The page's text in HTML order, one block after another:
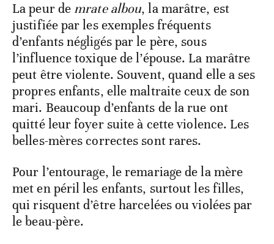
La peur de mrate albou, la marâtre, est
justifiée par les exemples fréquents
d’enfants négligés par le père, sous
l’influence toxique de l’épouse. La marâtre
peut être violente. Souvent, quand elle a ses
propres enfants, elle maltraite ceux de son
mari. Beaucoup d’enfants de la rue ont
quitté leur foyer suite à cette violence. Les
belles-mères correctes sont rares.
Pour l’entourage, le remariage de la mère
met en péril les enfants, surtout les filles,
qui risquent d’être harcelées ou violées par
le beau-père.